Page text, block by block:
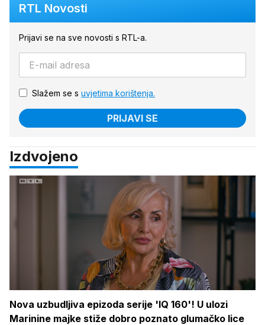
RTL Novosti
Prijavi se na sve novosti s RTL-a.
Slažem se s uvjetima korištenja.
PRIJAVI SE
Izdvojeno
Nova uzbudljiva epizoda serije 'IQ 160'! U ulozi
Marinine majke stiže dobro poznato glumačko lice